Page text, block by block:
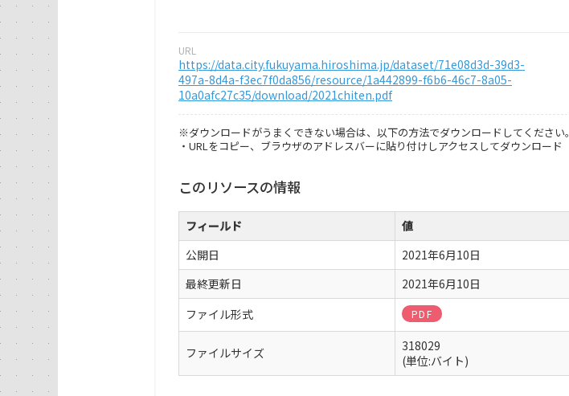
URL
https://data.city.fukuyama.hiroshima.jp/dataset/71e08d3d-39d3-
497a-8d4a-f3ec7f0da856/resource/1a442899-f6b6-46c7-8a05-
10a0afc27c35/download/2021chiten.pdf
※ダウンロードがうまくできない場合は、以下の方法でダウンロードしてください。
・URLをコピー、ブラウザのアドレスバーに貼り付けしアクセスしてダウンロード
このリソースの情報
フィールド
値
公開日
2021年6月10日
最終更新日
2021年6月10日
ファイル形式
PDF
ファイルサイズ
318029
(単位:バイト)